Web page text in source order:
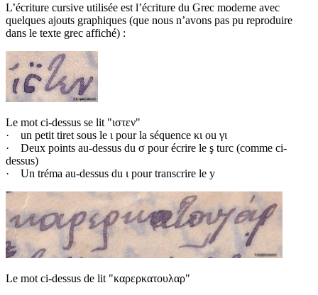
L’écriture cursive utilisée est l’écriture du Grec moderne avec
quelques ajouts graphiques (que nous n’avons pas pu reproduire
dans le texte grec affiché) :
Le mot ci-dessus se lit "ιστεν"
· un petit tiret sous le ι pour la séquence κι ou γι
· Deux points au-dessus du σ pour écrire le ş turc (comme ci-
dessus)
· Un tréma au-dessus du ι pour transcrire le y
Le mot ci-dessus de lit "καρερκατουλαρ"